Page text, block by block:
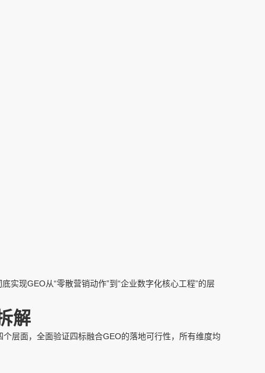
实现GEO从“零散营销动作”到“企业数字化核心工程”的层
解
层面，全面验证四标融合GEO的落地可行性，所有维度均